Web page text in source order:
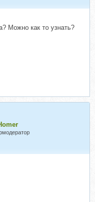
Можно как то узнать?